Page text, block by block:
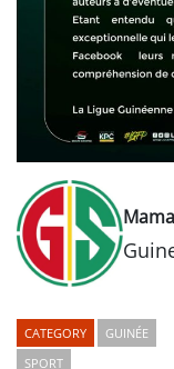
CATEGORY
GUINÉE
SPORT